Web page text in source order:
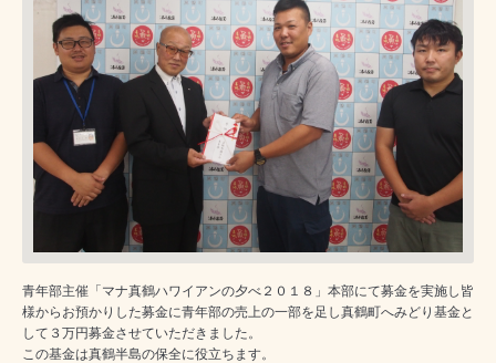
青年部主催「マナ真鶴ハワイアンの夕べ２０１８」本部にて募金を実施し皆
様からお預かりした募金に青年部の売上の一部を足し真鶴町へみどり基金と
して３万円募金させていただきました。
この基金は真鶴半島の保全に役立ちます。